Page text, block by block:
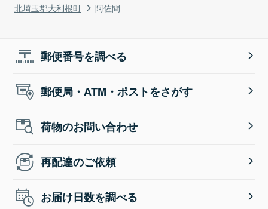
北埼玉郡大利根町
阿佐間
郵便番号を調べる
郵便局・ATM・ポストをさがす
荷物のお問い合わせ
再配達のご依頼
お届け日数を調べる